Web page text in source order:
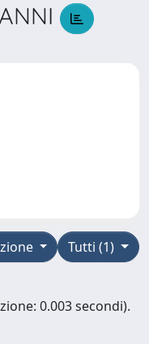
Tutti (1)
0.003 secondi).